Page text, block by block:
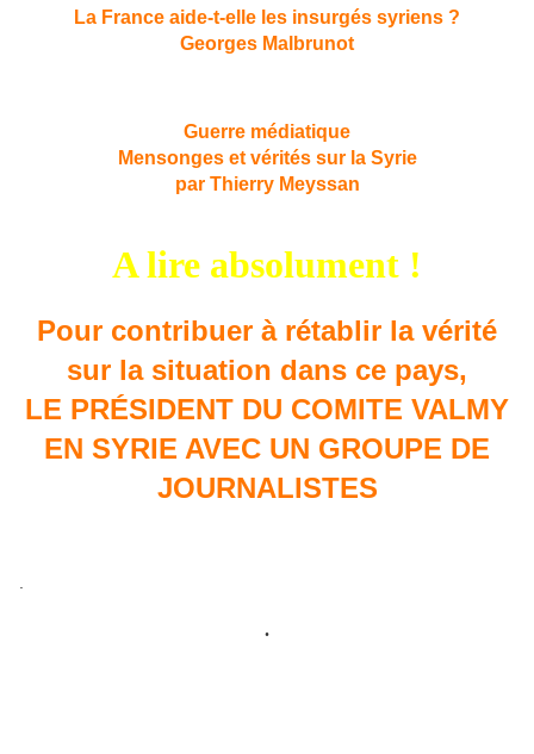
La France aide-t-elle les insurgés syriens ?
Georges Malbrunot
Guerre médiatique
Mensonges et vérités sur la Syrie
par Thierry Meyssan
A lire absolument !
Pour contribuer à rétablir la vérité
sur la situation dans ce pays,
LE PRÉSIDENT DU COMITE VALMY
EN SYRIE AVEC UN GROUPE DE
JOURNALISTES
.